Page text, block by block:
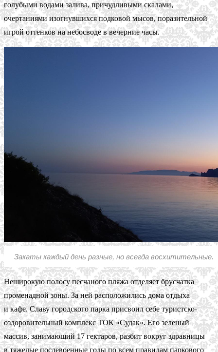
голубыми водами залива, причудливыми скалами,
очертаниями изогнувшихся подковой мысов, поразительной
игрой оттенков на небосводе в вечерние часы.
Закаты каждый день разные, но всегда восхитительные.
Неширокую полосу песчаного пляжа отделяет брусчатка
променадной зоны. За ней расположились дома отдыха
и кафе. Славу городского парка присвоил себе туристско-
оздоровительный комплекс ТОК «Судак». Его зеленый
массив, занимающий 17 гектаров, разбит вокруг здравницы
в тяжелые послевоенные годы по всем правилам паркового